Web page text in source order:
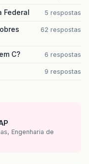
Federal 5 respostas
62 respostas
C? 6 respostas
9 respostas
Engenharia de